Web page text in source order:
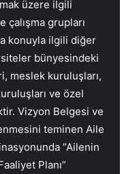
üzere ilgili
çalışma grupları
konuyla ilgili diğer
bünyesindeki
meslek kuruluşları,
ve özel
Vizyon Belgesi ve
teminen Aile
“Ailenin
Planı”